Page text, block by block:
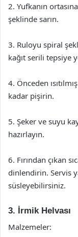
2. Yufkanın
şeklinde sarın.
3. Ruloyu spiral
kağıt serili tepsiye
4. Önceden
kadar pişirin.
5. Şeker ve suyu
hazırlayın.
6. Fırından çıkan
dinlendirin. Servis
süsleyebilirsiniz.
3. İrmik Helvası
Malzemeler: